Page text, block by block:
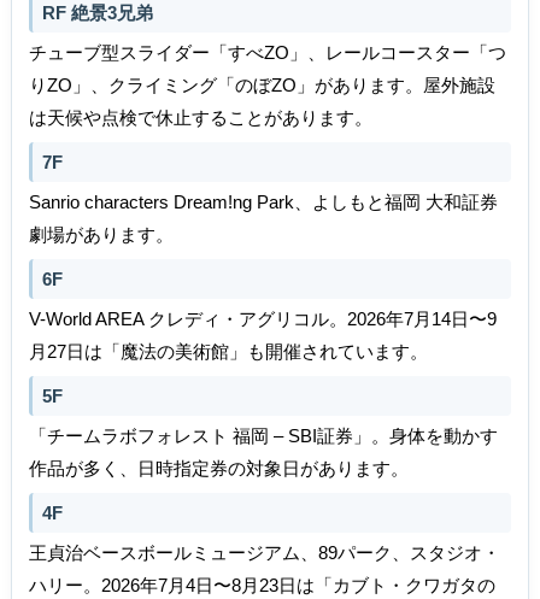
RF 絶景3兄弟
チューブ型スライダー「すべZO」、レールコースター「つ
りZO」、クライミング「のぼZO」があります。屋外施設
は天候や点検で休止することがあります。
7F
Sanrio characters Dream!ng Park、よしもと福岡 大和証券
劇場があります。
6F
V-World AREA クレディ・アグリコル。2026年7月14日〜9
月27日は「魔法の美術館」も開催されています。
5F
「チームラボフォレスト 福岡 – SBI証券」。身体を動かす
作品が多く、日時指定券の対象日があります。
4F
王貞治ベースボールミュージアム、89パーク、スタジオ・
ハリー。2026年7月4日〜8月23日は「カブト・クワガタの